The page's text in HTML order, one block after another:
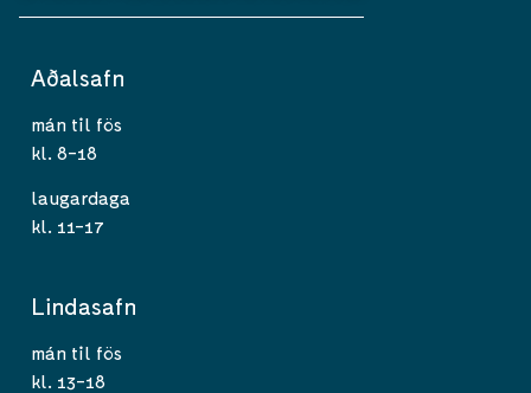
Aðalsafn
mán til fös
kl. 8-18
laugardaga
kl. 11-17
Lindasafn
mán til fös
kl. 13-18